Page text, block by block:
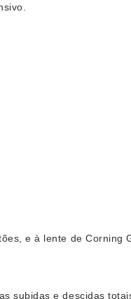
e à lente de
subidas e descidas